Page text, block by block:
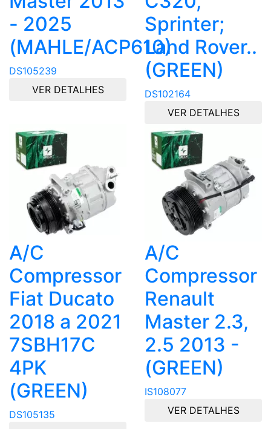
- 2025
(MAHLE/ACP610)
DS105239
VER DETALHES
Sprinter;
Land Rover..
(GREEN)
DS102164
VER DETALHES
A/C
Compressor
Fiat Ducato
2018 a 2021
7SBH17C
4PK
(GREEN)
DS105135
A/C
Compressor
Renault
Master 2.3,
2.5 2013 -
(GREEN)
IS108077
VER DETALHES